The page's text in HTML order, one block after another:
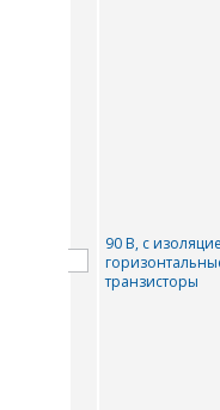
90 В, с
транзисторы